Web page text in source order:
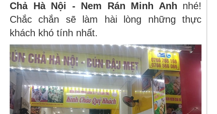
Chả Hà Nội - Nem Rán Minh Anh nhé!
Chắc chắn sẽ làm hài lòng những thực
khách khó tính nhất.